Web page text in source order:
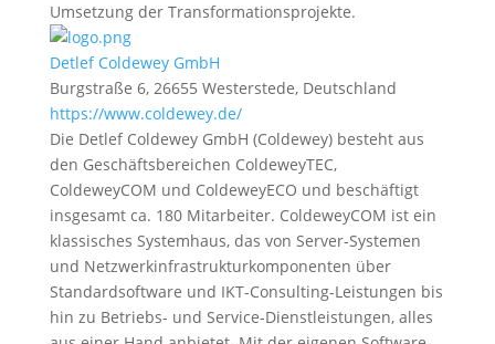
Umsetzung der Transformationsprojekte.
Detlef Coldewey GmbH
Burgstraße 6, 26655 Westerstede, Deutschland
https://www.coldewey.de/
Die Detlef Coldewey GmbH (Coldewey) besteht aus
den Geschäftsbereichen ColdeweyTEC,
ColdeweyCOM und ColdeweyECO und beschäftigt
insgesamt ca. 180 Mitarbeiter. ColdeweyCOM ist ein
klassisches Systemhaus, das von Server-Systemen
und Netzwerkinfrastrukturkomponenten über
Standardsoftware und IKT-Consulting-Leistungen bis
hin zu Betriebs- und Service-Dienstleistungen, alles